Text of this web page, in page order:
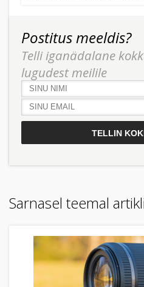
Postitus meeldis?
Telli iganädalane
lugudest meilile
Sarnasel teemal